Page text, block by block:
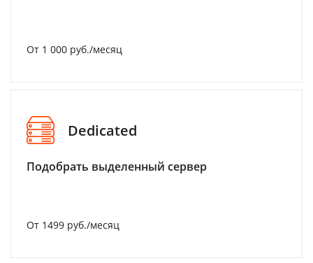
От 1 000 руб./месяц
Dedicated
Подобрать выделенный сервер
От 1499 руб./месяц